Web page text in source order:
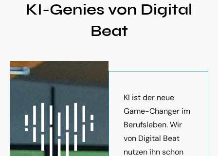
KI-Genies von Digital
Beat
KI ist der neue
Game-Changer im
Berufsleben. Wir
von Digital Beat
nutzen ihn schon